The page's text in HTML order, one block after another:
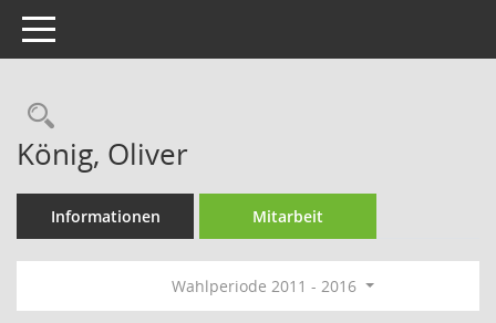
Toggle navigation
Rechercheauswahl
König, Oliver
Informationen Mitarbeit
Wahlperiode 2011 - 2016